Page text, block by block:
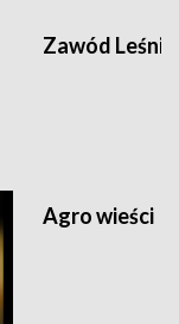
Zawód Leśnik
Agro wieści